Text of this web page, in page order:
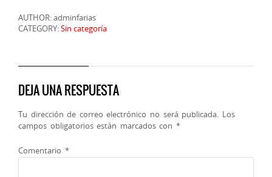
AUTHOR: adminfarias
CATEGORY:Sin categoría
DEJA UNA RESPUESTA
Tu dirección de correo electrónico no será publicada. Los
campos obligatorios están marcados con *
Comentario *